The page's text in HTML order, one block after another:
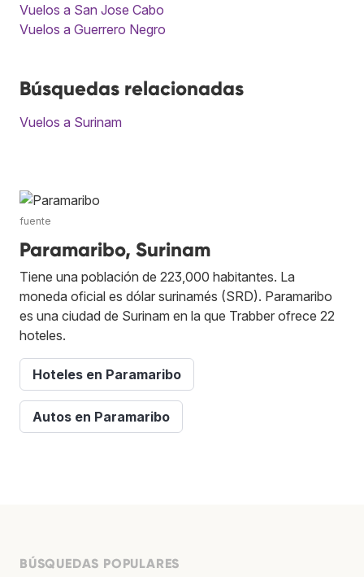
Vuelos a San Jose Cabo
Vuelos a Guerrero Negro
Búsquedas relacionadas
Vuelos a Surinam
fuente
Paramaribo, Surinam
Tiene una población de 223,000 habitantes. La
moneda oficial es dólar surinamés (SRD). Paramaribo
es una ciudad de Surinam en la que Trabber ofrece 22
hoteles.
Hoteles en Paramaribo
Autos en Paramaribo
BÚSQUEDAS POPULARES